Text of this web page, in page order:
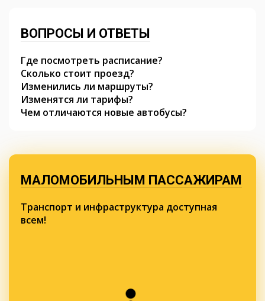
ВОПРОСЫ И ОТВЕТЫ
Где посмотреть расписание?
Сколько стоит проезд?
Изменились ли маршруты?
Изменятся ли тарифы?
Чем отличаются новые автобусы?
МАЛОМОБИЛЬНЫМ ПАССАЖИРАМ
Транспорт и инфраструктура доступная
всем!